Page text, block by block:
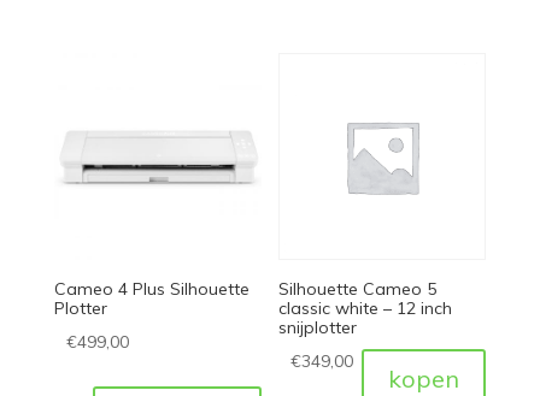
Cameo 4 Plus Silhouette
Plotter
€499,00
Silhouette Cameo 5
classic white – 12 inch
snijplotter
€349,00
kopen